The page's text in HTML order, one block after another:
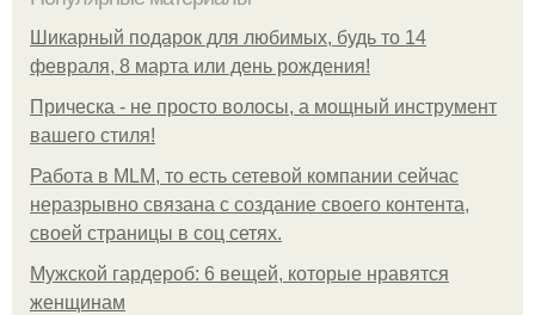
Шикарный подарок для любимых, будь то 14
февраля, 8 марта или день рождения!
Прическа - не просто волосы, а мощный инструмент
вашего стиля!
Работа в MLM, то есть сетевой компании сейчас
неразрывно связана с создание своего контента,
своей страницы в соц сетях.
Мужской гардероб: 6 вещей, которые нравятся
женщинам